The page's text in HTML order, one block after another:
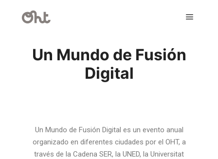
Un Mundo de Fusión
Digital
Un Mundo de Fusión Digital es un evento anual
organizado en diferentes ciudades por el OHT, a
través de la Cadena SER, la UNED, la Universitat